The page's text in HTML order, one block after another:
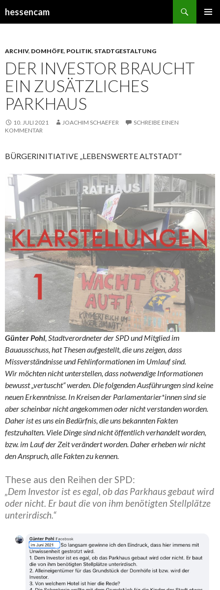
hessencam
ARCHIV, DOMHÖFE, POLITIK, STADTGESTALTUNG
DER INVESTOR BRAUCHT
EIN ZUSÄTZLICHES
PARKHAUS
10. JULI 2021 JOACHIM SCHAEFER
SCHREIBE EINEN
KOMMENTAR
BÜRGERINITIATIVE „LEBENSWERTE ALTSTADT“
Günter Pohl, Stadtverordneter der SPD und Mitglied im
Bauausschuss, hat Thesen aufgestellt, die uns zeigen, dass
Missverständnisse und Fehlinformationen im Umlauf sind.
Wir möchten nicht unterstellen, dass notwendige Informationen
bewusst „vertuscht“ werden. Die folgenden Ausführungen sind keine
neuen Erkenntnisse. In Kreisen der Parlamentarier*innen sind sie
aber scheinbar nicht angekommen oder nicht verstanden worden.
Daher ist es uns ein Bedürfnis, die uns bekannten Fakten
festzuhalten. Viele Dinge sind nicht öffentlich verhandelt worden,
bzw. im Lauf der Zeit verändert worden. Daher erheben wir nicht
den Anspruch, alle Fakten zu kennen.
These aus den Reihen der SPD:
„Dem Investor ist es egal, ob das Parkhaus gebaut wird
oder nicht. Er baut die von ihm benötigten Stellplätze
unterirdisch.“